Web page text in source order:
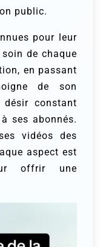
public.
pour leur
de chaque
en passant
de son
constant
ses abonnés.
vidéos des
aspect est
offrir une